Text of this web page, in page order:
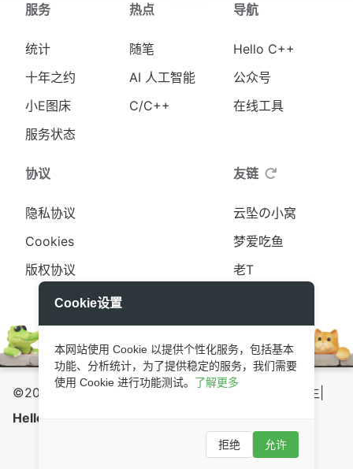
服务
统计
十年之约
小E图床
服务状态
热点
随笔
AI 人工智能
C/C++
导航
Hello C++
公众号
在线工具
协议
隐私协议
Cookies
版权协议
友链
云坠の小窝
梦爱吃鱼
老T
©2020 - 2026 By0x3ff18a 你是在静静
Hello C++
甘公网安备62090002000148号
陇ICP备2021000489号-1
Cookie设置
本网站使用 Cookie 以提供个性化服务，包括基本
功能、分析统计，为了提供稳定的服务，我们需要
使用 Cookie 进行功能测试。 了解更多
拒绝 允许